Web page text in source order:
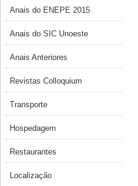
Anais do ENEPE 2015
Anais do SIC Unoeste
Anais Anteriores
Revistas Colloquium
Transporte
Hospedagem
Restaurantes
Localização